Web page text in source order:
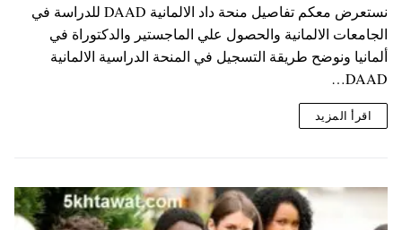
نستعرض معكم تفاصيل منحة داد الالمانية DAAD للدراسة في
الجامعات الالمانية والحصول علي الماجستير والدكتوراة في
ألمانيا ونوضح طريقة التسجيل في المنحة الدراسية الالمانية
DAAD…
اقرأ المزيد